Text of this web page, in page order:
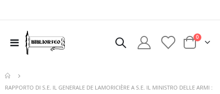
Toggle
Nav
Cart
0elementi
RAPPORTO DI S.E. IL GENERALE DE LAMORICIÈRE A S.E. IL MINISTRO DELLE ARMI :